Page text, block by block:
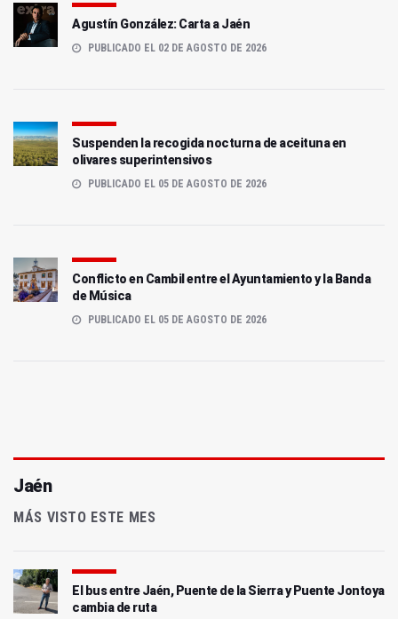
Agustín González: Carta a Jaén
PUBLICADO EL 02 DE AGOSTO DE 2026
Suspenden la recogida nocturna de aceituna en
olivares superintensivos
PUBLICADO EL 05 DE AGOSTO DE 2026
Conflicto en Cambil entre el Ayuntamiento y la Banda
de Música
PUBLICADO EL 05 DE AGOSTO DE 2026
Jaén
MÁS VISTO ESTE MES
El bus entre Jaén, Puente de la Sierra y Puente Jontoya
cambia de ruta